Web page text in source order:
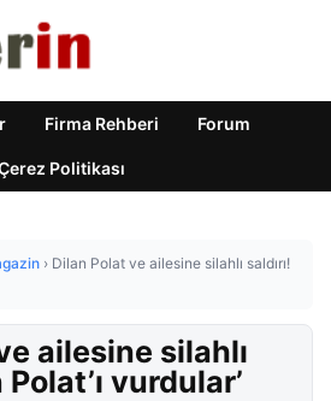
Firma Rehberi Forum
Politikası
› Dilan Polat ve ailesine silahlı saldırı!
ailesine silahlı
Polat’ı vurdular’